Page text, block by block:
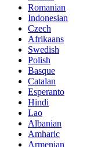
Romanian
Indonesian
Czech
Afrikaans
Swedish
Polish
Basque
Catalan
Esperanto
Hindi
Lao
Albanian
Amharic
Armenian